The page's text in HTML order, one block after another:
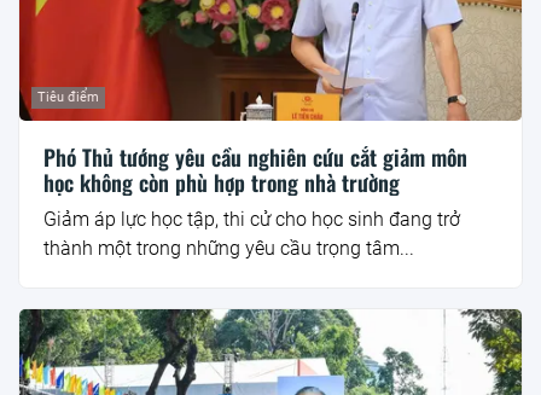
Tiêu điểm
Phó Thủ tướng yêu cầu nghiên cứu cắt giảm môn
học không còn phù hợp trong nhà trường
Giảm áp lực học tập, thi cử cho học sinh đang trở
thành một trong những yêu cầu trọng tâm...